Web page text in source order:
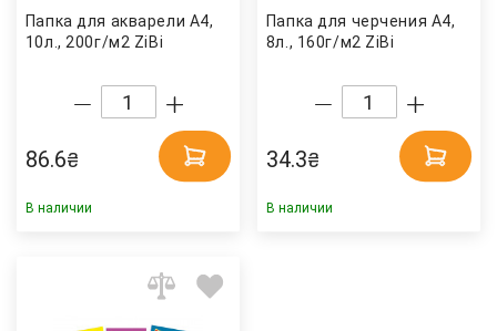
Папка для акварели А4,
10л., 200г/м2 ZiBi
86.6₴
В наличии
Папка для черчения А4,
8л., 160г/м2 ZiBi
34.3₴
В наличии